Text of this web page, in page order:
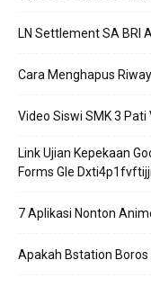
LN Settlement SA BRI
Cara Menghapus
Video Siswi SMK 3
Link Ujian Kepekaan
Forms Gle
7 Aplikasi Nonton
Apakah Bstation Boros